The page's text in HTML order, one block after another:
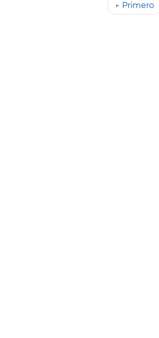
← Primero